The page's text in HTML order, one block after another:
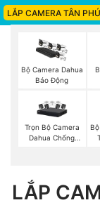
LẮP CAMERA TÂN PHÚ
Bộ Camera Dahua
Báo Động
Trọn Bộ Camera
Dahua Chống
LẮP